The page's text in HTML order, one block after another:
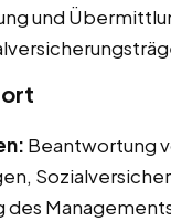
und
Beantwortung
des